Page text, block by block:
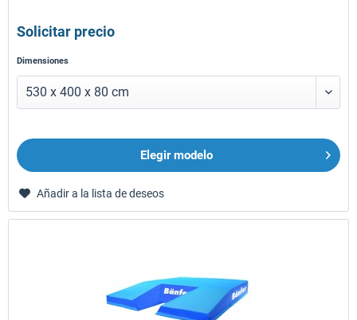
Solicitar precio
Dimensiones
Elegir modelo
Añadir a la lista de deseos